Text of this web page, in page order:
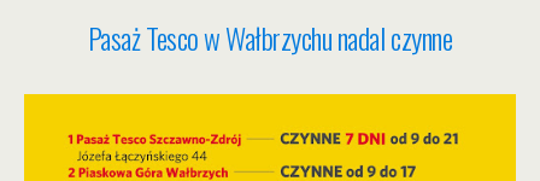
Pasaż Tesco w Wałbrzychu nadal czynne